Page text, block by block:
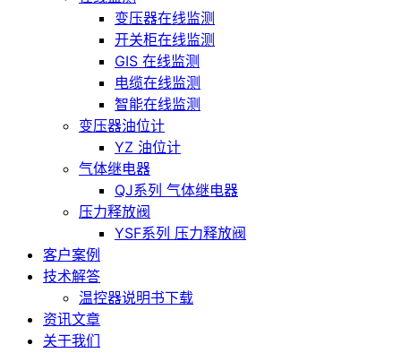
变压器在线监测
开关柜在线监测
GIS 在线监测
电缆在线监测
智能在线监测
变压器油位计
YZ 油位计
气体继电器
QJ系列 气体继电器
压力释放阀
YSF系列 压力释放阀
客户案例
技术解答
温控器说明书下载
资讯文章
关于我们